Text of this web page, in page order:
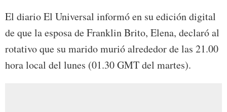
El diario El Universal informó en su edición digital
de que la esposa de Franklin Brito, Elena, declaró al
rotativo que su marido murió alrededor de las 21.00
hora local del lunes (01.30 GMT del martes).